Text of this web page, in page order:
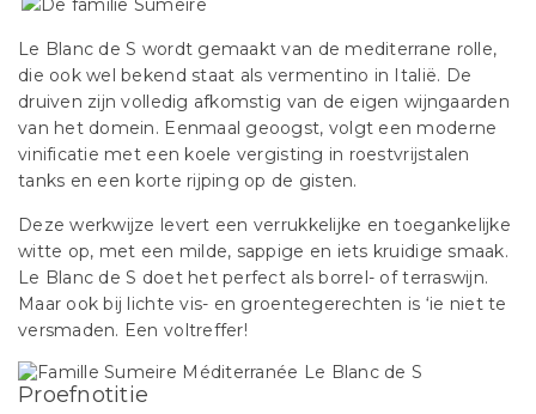
Le Blanc de S wordt gemaakt van de mediterrane rolle,
die ook wel bekend staat als vermentino in Italië. De
druiven zijn volledig afkomstig van de eigen wijngaarden
van het domein. Eenmaal geoogst, volgt een moderne
vinificatie met een koele vergisting in roestvrijstalen
tanks en een korte rijping op de gisten.
Deze werkwijze levert een verrukkelijke en toegankelijke
witte op, met een milde, sappige en iets kruidige smaak.
Le Blanc de S doet het perfect als borrel- of terraswijn.
Maar ook bij lichte vis- en groentegerechten is ‘ie niet te
versmaden. Een voltreffer!
Proefnotitie